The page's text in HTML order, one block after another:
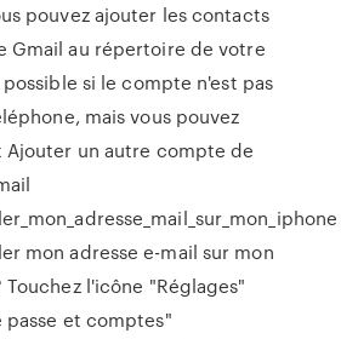
pouvez ajouter les contacts
Gmail au répertoire de votre
si le compte n'est pas
mais vous pouvez
un autre compte de
mon adresse e-mail sur mon
Touchez l'icône "Réglages"
passe et comptes"